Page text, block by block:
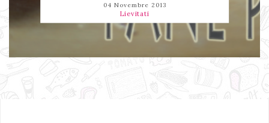
04 Novembre 2013
Lievitati